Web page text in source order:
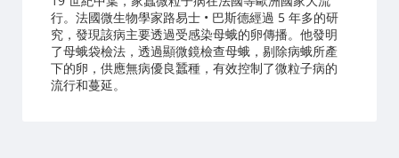
行。法國微生物學家路易士 • 巴斯德經過 5 年多的研
究，發現該病主要透過受感染母蛾的卵傳播。他發明
了母蛾袋檢法，透過顯微鏡檢查母蛾，剔除病蛾所產
下的卵，供應無病優良蠶種，有效控制了微粒子病的
流行和蔓延。